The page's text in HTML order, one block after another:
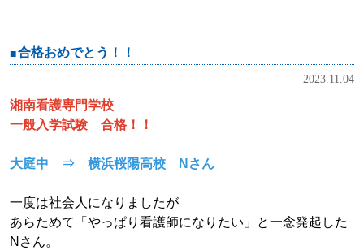
合格おめでとう！！
2023.11.04
湘南看護専門学校
一般入学試験 合格！！
大庭中 ⇒ 横浜桜陽高校 Nさん
一度は社会人になりましたが
あらためて「やっぱり看護師になりたい」と一念発起した
Nさん。